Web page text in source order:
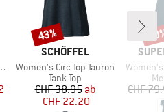
Preis
MARKE
SCHÖFFEL
Artikel
Women's Circ Top Tauron
Produktgruppe
Tank Top
Preis
CHF 38.95reduzierter Preis
ab
CHF 22.20
Rabatt
43%
Artikel
CHF